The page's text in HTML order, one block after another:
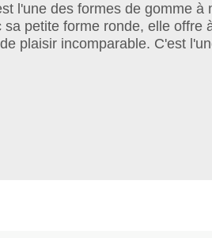
l'une des formes de gomme à
sa petite forme ronde, elle offre
plaisir incomparable. C'est